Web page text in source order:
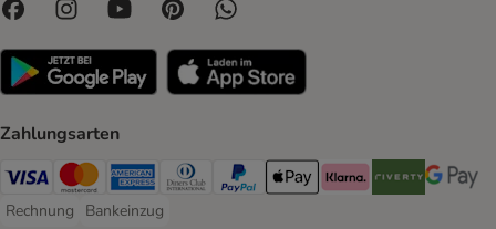
Zahlungsarten
Visa Payment Method
Mastercard Payment Method
American Express Payment Method
Diners Club Payment Method
PayPal Payment Method
Apple Pay Payment Method
Klarna Payment Method
Riverty Payment
Google
Rechnung
Rechnung Payment Method
Bankeinzug
Bankeinzug Payment Method